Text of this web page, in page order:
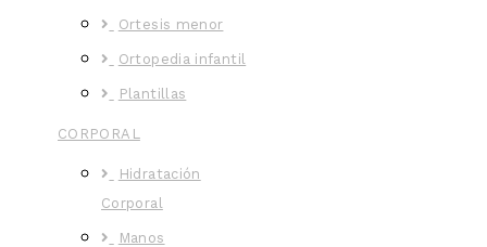
Ortesis menor
Ortopedia infantil
Plantillas
CORPORAL
Hidratación
Corporal
Manos